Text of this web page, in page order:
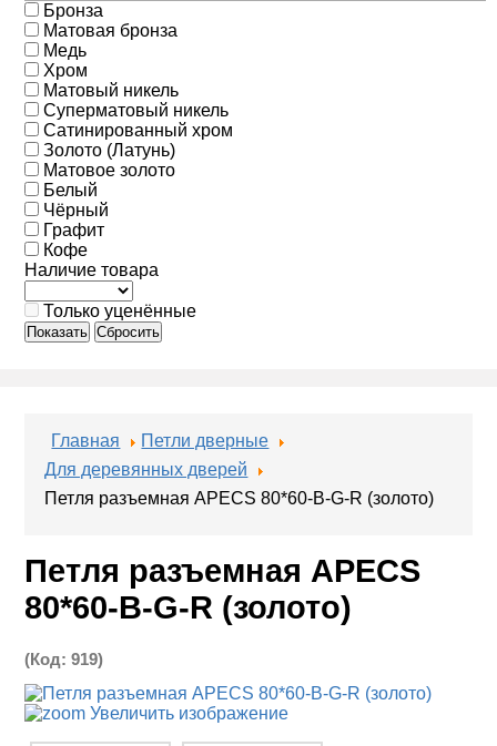
Бронза
Матовая бронза
Медь
Хром
Матовый никель
Суперматовый никель
Сатинированный хром
Золото (Латунь)
Матовое золото
Белый
Чёрный
Графит
Кофе
Наличие товара
Только уценённые
Показать Сбросить
Главная
Петли дверные
Для деревянных дверей
Петля разъемная APECS 80*60-B-G-R (золото)
Петля разъемная APECS
80*60-B-G-R (золото)
(Код:919)
Увеличить изображение